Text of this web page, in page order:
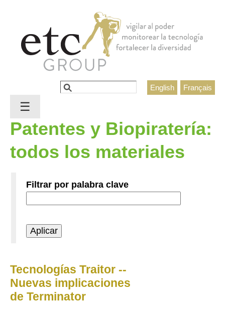
Français
English
Formulario de búsqueda
Buscar
Patentes y Biopiratería:
todos los materiales
Filtrar por palabra clave
Tecnologías Traitor --
Nuevas implicaciones
de Terminator
☰